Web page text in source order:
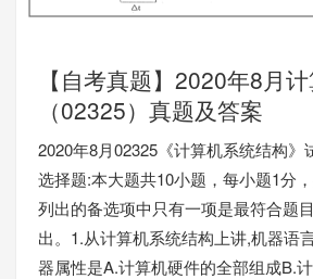
【自考真题】2020年8月
（02325）真题及答案
2020年8月02325《计算机系统结构》
选择题:本大题共10小题，每小题1分
列出的备选项中只有一项是最符合题
出。1.从计算机系统结构上讲,机器语
器属性是A.计算机硬件的全部组成B.